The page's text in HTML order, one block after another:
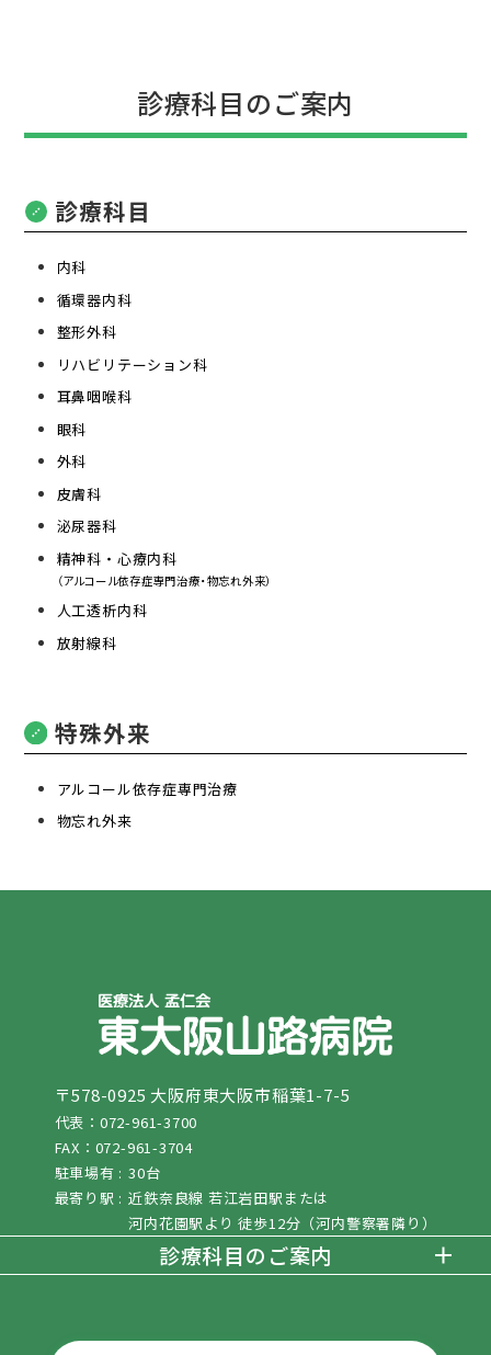
（アルコール依存症専門治療・物忘れ外来）
・人工透析内科
診療科目のご案内
診療科目
内科
循環器内科
整形外科
リハビリテーション科
耳鼻咽喉科
眼科
外科
皮膚科
泌尿器科
精神科・心療内科
（アルコール依存症専門治療・物忘れ外来）
人工透析内科
放射線科
特殊外来
アルコール依存症専門治療
物忘れ外来
〒578-0925 大阪府東大阪市稲葉1-7-5
代表：072-961-3700
FAX：072-961-3704
駐車場有 : 30台
最寄り駅 : 近鉄奈良線 若江岩田駅または
河内花園駅より 徒歩12分（河内警察署隣り）
診療科目のご案内